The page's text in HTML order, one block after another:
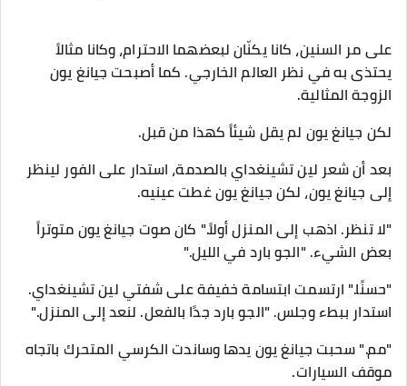
على مر السنين، كانا يكنّان لبعضهما الاحترام، وكانا مثالاً
يحتذى به في نظر العالم الخارجي. كما أصبحت جيانغ يون
الزوجة المثالية.
لكن جيانغ يون لم يقل شيئاً كهذا من قبل.
بعد أن شعر لين تشينغداي بالصدمة، استدار على الفور لينظر
إلى جيانغ يون، لكن جيانغ يون غطت عينيه.
"لا تنظر. اذهب إلى المنزل أولاً." كان صوت جيانغ يون متوتراً
بعض الشيء. "الجو بارد في الليل."
"حسنًا." ارتسمت ابتسامة خفيفة على شفتي لين تشينغداي.
استدار ببطء وجلس. "الجو بارد جدًا بالفعل. لنعد إلى المنزل."
"مم." سحبت جيانغ يون يدها وساندت الكرسي المتحرك باتجاه
موقف السيارات.